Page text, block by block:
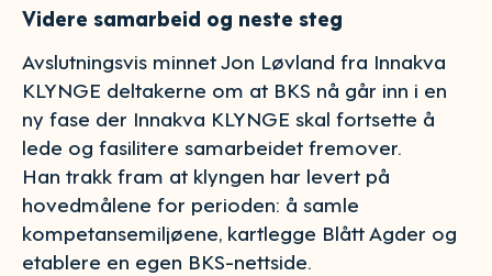
Videre samarbeid og neste steg
Avslutningsvis minnet Jon Løvland fra Innakva
KLYNGE deltakerne om at BKS nå går inn i en
ny fase der Innakva KLYNGE skal fortsette å
lede og fasilitere samarbeidet fremover.
Han trakk fram at klyngen har levert på
hovedmålene for perioden: å samle
kompetansemiljøene, kartlegge Blått Agder og
etablere en egen BKS-nettside.